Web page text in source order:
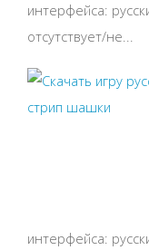
интерфейса:
отсутствует/не...
интерфейса: